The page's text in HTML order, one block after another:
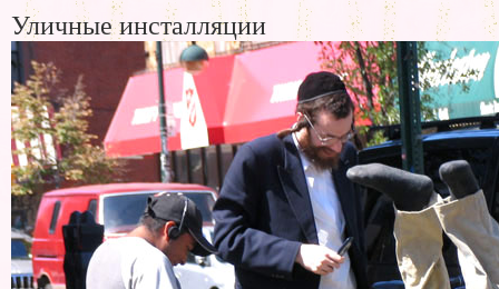
Уличные инсталляции